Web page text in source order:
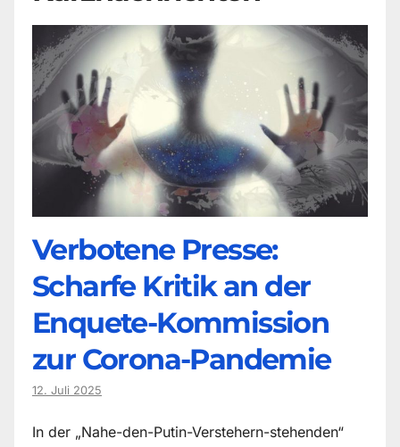
Verbotene Presse:
Scharfe Kritik an der
Enquete-Kommission
zur Corona-Pandemie
12. Juli 2025
In der „Nahe-den-Putin-Verstehern-stehenden“